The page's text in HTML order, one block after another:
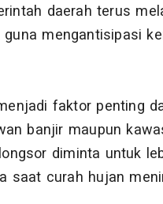
daerah terus
mengantisipasi
faktor penting
banjir maupun
diminta untuk
saat curah hujan